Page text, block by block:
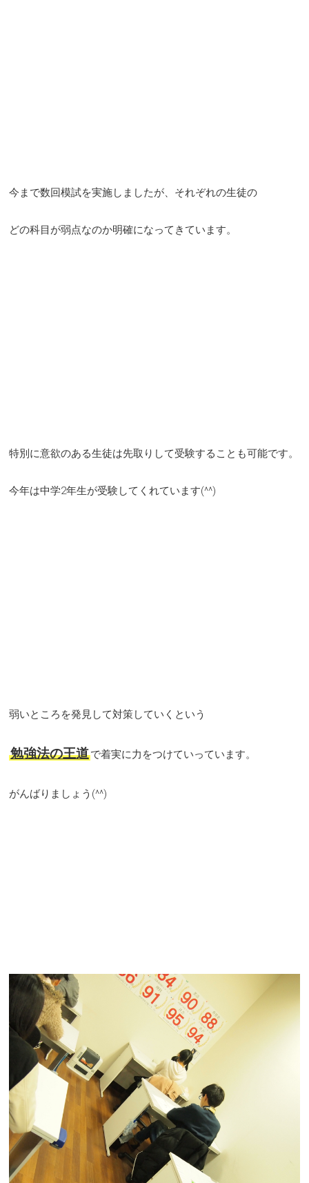
今まで数回模試を実施しましたが、それぞれの生徒の
どの科目が弱点なのか明確になってきています。
特別に意欲のある生徒は先取りして受験することも可能です。
今年は中学2年生が受験してくれています(^^)
弱いところを発見して対策していくという
勉強法の王道で着実に力をつけていっています。
がんばりましょう(^^)